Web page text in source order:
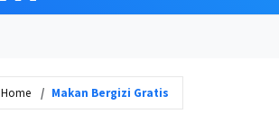
Home Makan Bergizi Gratis